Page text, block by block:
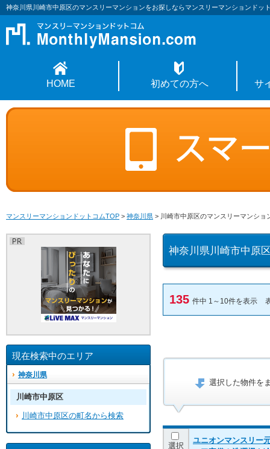
神奈川県川崎市中原区のマンスリーマンションをお探しならマンスリーマンションドッ
HOME 初めての方へ サ
マンスリーマンションドットコムTOP > 神奈川県 > 川崎市中原区のマンスリーマンショ
神奈川県川崎市中原
135 件中 1～10件を表示
選択した物件を
選択
ユニオンマンスリー
現在検索中のエリア
神奈川県
川崎市中原区
川崎市中原区の町名から検索